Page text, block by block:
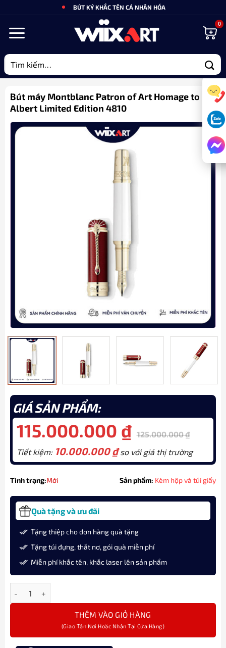
nội
BÚT KÝ KHẮC TÊN CÁ NHÂN HÓA
Tìm
kiếm:
Bút máy Montblanc Patron of Art Homage to
Albert Limited Edition 4810
GIÁ SẢN PHẨM:
115.000.000 ₫ 125.000.000₫
Tiết kiệm: 10.000.000₫so với giá thị trường
Tình trạng:Mới Sản phẩm: Kèm hộp và túi giấy
Quà tặng và ưu đãi
Tặng thiệp cho đơn hàng quà tặng
Tặng túi đựng, thắt nơ, gói quà miễn phí
Miễn phí khắc tên, khắc laser lên sản phẩm
THÊM VÀO GIỎ HÀNG